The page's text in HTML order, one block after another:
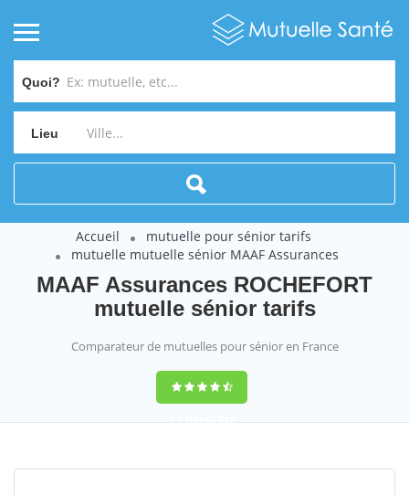
Quoi?
Lieu
Accueil
mutuelle pour sénior tarifs
mutuelle mutuelle sénior MAAF Assurances
MAAF Assurances ROCHEFORT
mutuelle sénior tarifs
Comparateur de mutuelles pour sénior en France
9,2(100%)452